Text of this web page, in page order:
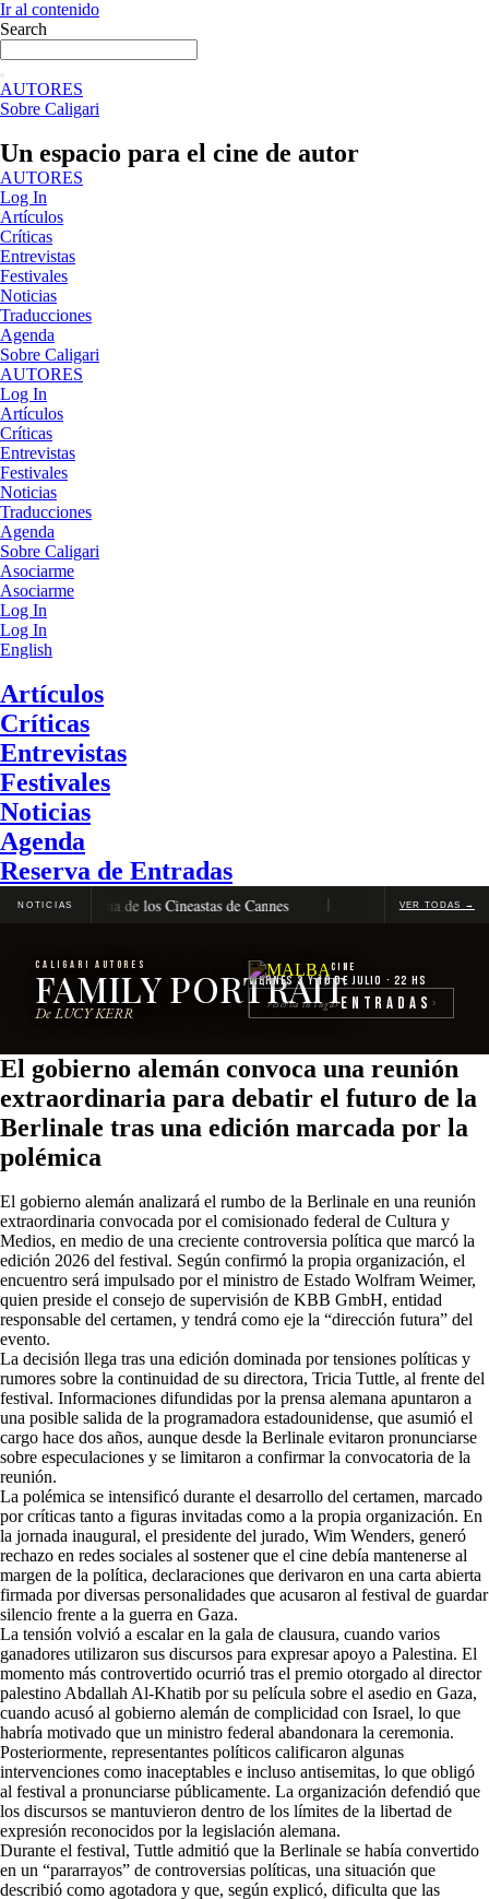
Ir al contenido
Search
AUTORES
Sobre Caligari
Un espacio para el cine de autor
AUTORES
Log In
Artículos
Críticas
Entrevistas
Festivales
Noticias
Traducciones
Agenda
Sobre Caligari
AUTORES
Log In
Artículos
Críticas
Entrevistas
Festivales
Noticias
Traducciones
Agenda
Sobre Caligari
Asociarme
Asociarme
Log In
Log In
English
Artículos
Críticas
Entrevistas
Festivales
Noticias
Agenda
Reserva de Entradas
NOTICIAS
la Quincena de los Cineastas de Cannes La VénusVER TODAS →
CALIGARI AUTORES
FAMILY PORTRAIT
De LUCY KERR
Cine
Viernes 3 y 10 de julio · 22 hs
reserva tu lugarEntradas ›
El gobierno alemán convoca una reunión
extraordinaria para debatir el futuro de la
Berlinale tras una edición marcada por la
polémica
El gobierno alemán analizará el rumbo de la Berlinale en una reunión
extraordinaria convocada por el comisionado federal de Cultura y
Medios, en medio de una creciente controversia política que marcó la
edición 2026 del festival. Según confirmó la propia organización, el
encuentro será impulsado por el ministro de Estado Wolfram Weimer,
quien preside el consejo de supervisión de KBB GmbH, entidad
responsable del certamen, y tendrá como eje la “dirección futura” del
evento.
La decisión llega tras una edición dominada por tensiones políticas y
rumores sobre la continuidad de su directora, Tricia Tuttle, al frente del
festival. Informaciones difundidas por la prensa alemana apuntaron a
una posible salida de la programadora estadounidense, que asumió el
cargo hace dos años, aunque desde la Berlinale evitaron pronunciarse
sobre especulaciones y se limitaron a confirmar la convocatoria de la
reunión.
La polémica se intensificó durante el desarrollo del certamen, marcado
por críticas tanto a figuras invitadas como a la propia organización. En
la jornada inaugural, el presidente del jurado, Wim Wenders, generó
rechazo en redes sociales al sostener que el cine debía mantenerse al
margen de la política, declaraciones que derivaron en una carta abierta
firmada por diversas personalidades que acusaron al festival de guardar
silencio frente a la guerra en Gaza.
La tensión volvió a escalar en la gala de clausura, cuando varios
ganadores utilizaron sus discursos para expresar apoyo a Palestina. El
momento más controvertido ocurrió tras el premio otorgado al director
palestino Abdallah Al-Khatib por su película sobre el asedio en Gaza,
cuando acusó al gobierno alemán de complicidad con Israel, lo que
habría motivado que un ministro federal abandonara la ceremonia.
Posteriormente, representantes políticos calificaron algunas
intervenciones como inaceptables e incluso antisemitas, lo que obligó
al festival a pronunciarse públicamente. La organización defendió que
los discursos se mantuvieron dentro de los límites de la libertad de
expresión reconocidos por la legislación alemana.
Durante el festival, Tuttle admitió que la Berlinale se había convertido
en un “pararrayos” de controversias políticas, una situación que
describió como agotadora y que, según explicó, dificulta que las